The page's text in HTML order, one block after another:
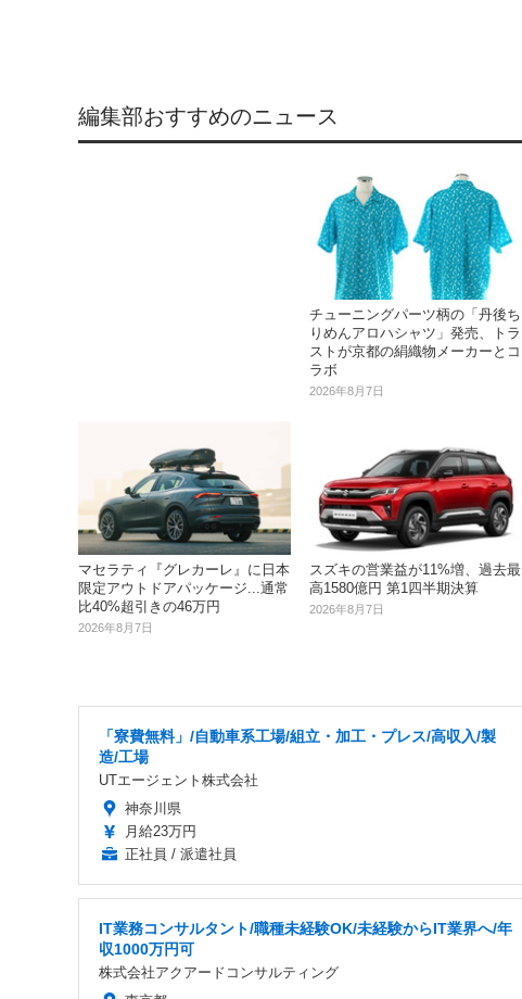
編集部おすすめのニュース
チューニングパーツ柄の「丹後ち
りめんアロハシャツ」発売、トラ
ストが京都の絹織物メーカーとコ
ラボ
2026年8月7日
マセラティ『グレカーレ』に日本
限定アウトドアパッケージ...通常
比40%超引きの46万円
2026年8月7日
スズキの営業益が11%増、過去最
高1580億円 第1四半期決算
2026年8月7日
「寮費無料」/自動車系工場/組立・加工・プレス/高収入/製
造/工場
UTエージェント株式会社
神奈川県
月給23万円
正社員 / 派遣社員
IT業務コンサルタント/職種未経験OK/未経験からIT業界へ/年
収1000万円可
株式会社アクアードコンサルティング